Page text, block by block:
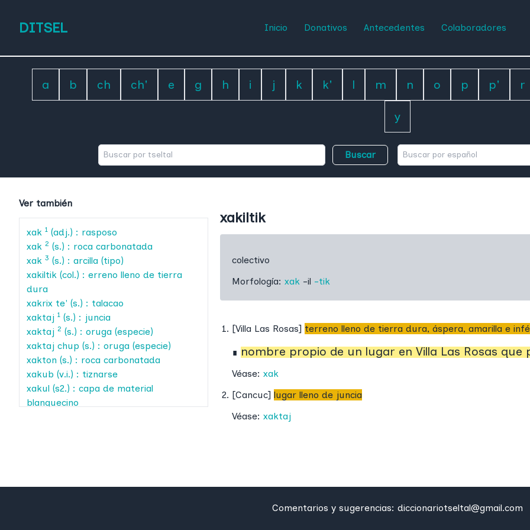
DITSEL Inicio Donativos Antecedentes Colaboradores
a b ch ch' e g h i j k k' l m n o p p' r
y
Buscar
Ver también
xak 1 (adj.) : rasposo
xak 2 (s.) : roca carbonatada
xak 3 (s.) : arcilla (tipo)
xakiltik (col.) : erreno lleno de tierra
dura
xakrix te' (s.) : talacao
xaktaj 1 (s.) : juncia
xaktaj 2 (s.) : oruga (especie)
xaktaj chup (s.) : oruga (especie)
xakton (s.) : roca carbonatada
xakub (v.i.) : tiznarse
xakul (s2.) : capa de material
blanquecino
xakiltik
colectivo
Morfología: xak -il -tik
[Villa Las Rosas] terreno lleno de tierra dura, áspera, amarilla e
∎ nombre propio de un lugar en Villa Las Rosas
Véase: xak
[Cancuc] lugar lleno de juncia
Véase: xaktaj
Comentarios y sugerencias: diccionariotseltal@gmail.com